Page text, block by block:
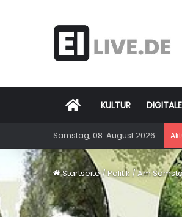
Startseite
KULTUR
Samstag, 08. August 2026
Startseite/Politik /Am